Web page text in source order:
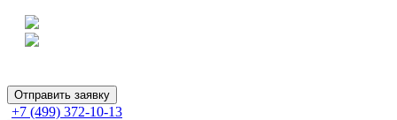
Отправить заявку
+7 (499) 372-10-13